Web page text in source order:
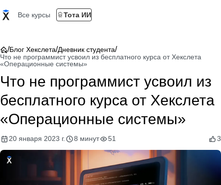
Все курсы Тота ИИ
/Блог Хекслета/Дневник студента/
Что не программист усвоил из бесплатного курса от Хекслета
«Операционные системы»
Что не программист усвоил из
бесплатного курса от Хекслета
«Операционные системы»
20 января 2023 г. 8 минут 51 3